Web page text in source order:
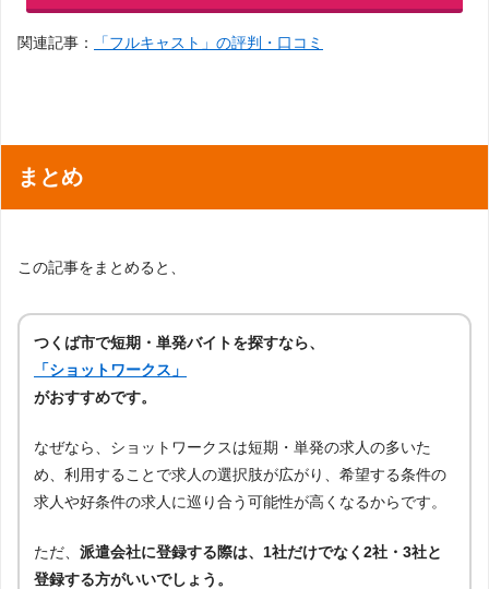
関連記事： 「フルキャスト」の評判・口コミ
まとめ
この記事をまとめると、
つくば市で短期・単発バイトを探すなら、
「ショットワークス」
がおすすめです。
なぜなら、ショットワークスは短期・単発の求人の多いた
め、利用することで求人の選択肢が広がり、希望する条件の
求人や好条件の求人に巡り合う可能性が高くなるからです。
ただ、 派遣会社に登録する際は、1社だけでなく2社・3社と
登録する方がいいでしょう。